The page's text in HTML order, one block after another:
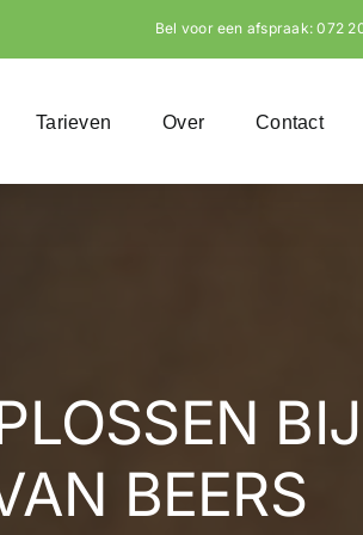
Bel voor een afspraak:072
Tarieven Over Contact
BIJ
BEERS